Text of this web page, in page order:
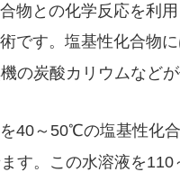
物との化学反応を利
です。塩基性化合物
の炭酸カリウムなど
40～50℃の塩基性化
す。この水溶液を